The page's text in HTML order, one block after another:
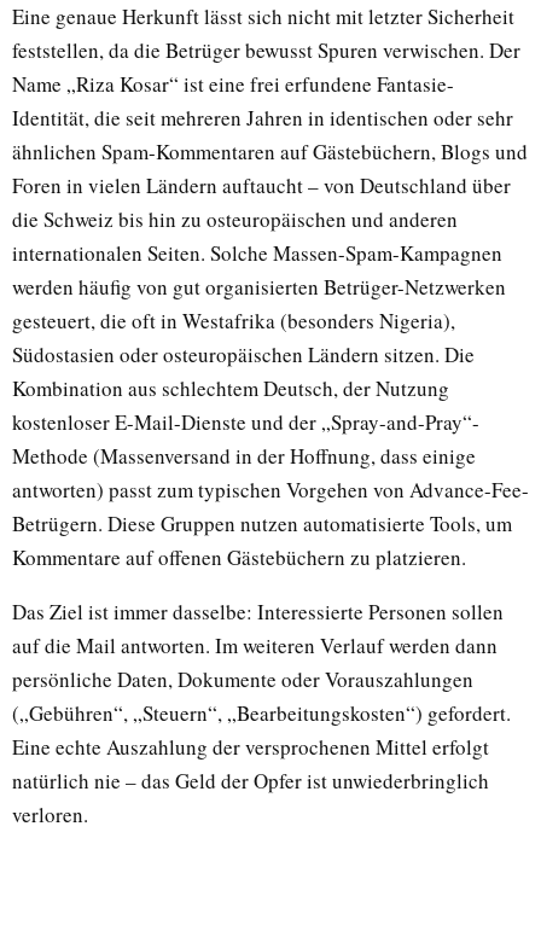
Eine genaue Herkunft lässt sich nicht mit letzter Sicherheit
feststellen, da die Betrüger bewusst Spuren verwischen. Der
Name „Riza Kosar“ ist eine frei erfundene Fantasie-
Identität, die seit mehreren Jahren in identischen oder sehr
ähnlichen Spam-Kommentaren auf Gästebüchern, Blogs und
Foren in vielen Ländern auftaucht – von Deutschland über
die Schweiz bis hin zu osteuropäischen und anderen
internationalen Seiten. Solche Massen-Spam-Kampagnen
werden häufig von gut organisierten Betrüger-Netzwerken
gesteuert, die oft in Westafrika (besonders Nigeria),
Südostasien oder osteuropäischen Ländern sitzen. Die
Kombination aus schlechtem Deutsch, der Nutzung
kostenloser E-Mail-Dienste und der „Spray-and-Pray“-
Methode (Massenversand in der Hoffnung, dass einige
antworten) passt zum typischen Vorgehen von Advance-Fee-
Betrügern. Diese Gruppen nutzen automatisierte Tools, um
Kommentare auf offenen Gästebüchern zu platzieren.
Das Ziel ist immer dasselbe: Interessierte Personen sollen
auf die Mail antworten. Im weiteren Verlauf werden dann
persönliche Daten, Dokumente oder Vorauszahlungen
(„Gebühren“, „Steuern“, „Bearbeitungskosten“) gefordert.
Eine echte Auszahlung der versprochenen Mittel erfolgt
natürlich nie – das Geld der Opfer ist unwiederbringlich
verloren.